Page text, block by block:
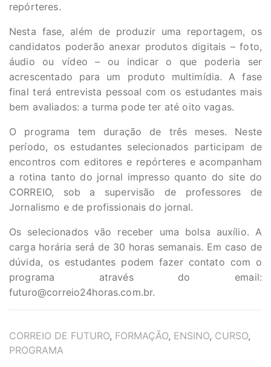
repórteres.
Nesta fase, além de produzir uma reportagem, os
candidatos poderão anexar produtos digitais – foto,
áudio ou vídeo – ou indicar o que poderia ser
acrescentado para um produto multimídia. A fase
final terá entrevista pessoal com os estudantes mais
bem avaliados: a turma pode ter até oito vagas.
O programa tem duração de três meses. Neste
período, os estudantes selecionados participam de
encontros com editores e repórteres e acompanham
a rotina tanto do jornal impresso quanto do site do
CORREIO, sob a supervisão de professores de
Jornalismo e de profissionais do jornal.
Os selecionados vão receber uma bolsa auxílio. A
carga horária será de 30 horas semanais. Em caso de
dúvida, os estudantes podem fazer contato com o
programa através do email:
futuro@correio24horas.com.br.
TAGS
CORREIO DE FUTURO, FORMAÇÃO, ENSINO, CURSO,
PROGRAMA